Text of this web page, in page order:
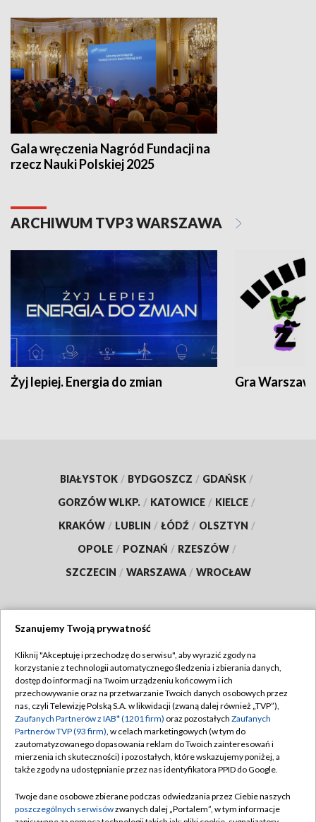
Gala wręczenia Nagród Fundacji na
rzecz Nauki Polskiej 2025
ARCHIWUM TVP3 WARSZAWA
Żyj lepiej. Energia do zmian Gra
BIAŁYSTOK / BYDGOSZCZ / GDAŃSK /
GORZÓW WLKP. / KATOWICE / KIELCE /
KRAKÓW / LUBLIN / ŁÓDŹ / OLSZTYN /
OPOLE / POZNAŃ / RZESZÓW /
SZCZECIN / WARSZAWA / WROCŁAW
TVP
Abonament TVP
Emisja w TVP
Centrum informacji TVP
Naziemna Telewizja Cyfrowa
Rada Programowa
Regulamin TVP
Polityka prywatności
Moje zgody
Pomoc
Kontakt
Szanujemy Twoją prywatność
Kliknij "Akceptuję i przechodzę do serwisu", aby wyrazić zgody na
korzystanie z technologii automatycznego śledzenia i zbierania danych,
dostęp do informacji na Twoim urządzeniu końcowym i ich
przechowywanie oraz na przetwarzanie Twoich danych osobowych przez
nas, czyli Telewizję Polską S.A. w likwidacji (zwaną dalej również „TVP”),
Zaufanych Partnerów z IAB* (1201 firm) oraz pozostałych Zaufanych
Partnerów TVP (93 firm), w celach marketingowych (w tym do
zautomatyzowanego dopasowania reklam do Twoich zainteresowań i
mierzenia ich skuteczności) i pozostałych, które wskazujemy poniżej, a
także zgody na udostępnianie przez nas identyfikatora PPID do Google.
Twoje dane osobowe zbierane podczas odwiedzania przez Ciebie naszych
poszczególnych serwisówzwanych dalej „Portalem”, w tym informacje